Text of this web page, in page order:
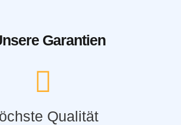
Garantien
Qualität